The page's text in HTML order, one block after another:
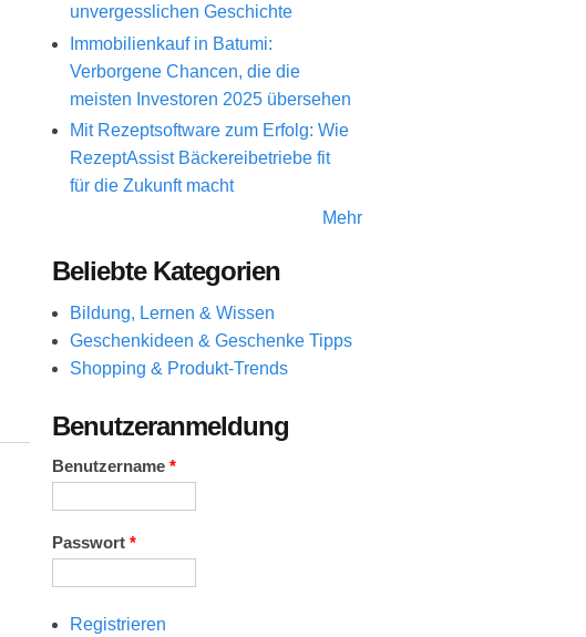
unvergesslichen Geschichte
Immobilienkauf in Batumi:
Verborgene Chancen, die die
meisten Investoren 2025 übersehen
Mit Rezeptsoftware zum Erfolg: Wie
RezeptAssist Bäckereibetriebe fit
für die Zukunft macht
Mehr
Beliebte Kategorien
Bildung, Lernen & Wissen
Geschenkideen & Geschenke Tipps
Shopping & Produkt-Trends
Benutzeranmeldung
Benutzername *
Passwort *
Registrieren